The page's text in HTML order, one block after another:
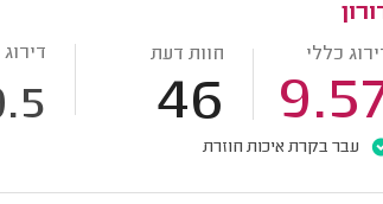
כללי חוות דעת
46
עבר בקרת איכות חוזרת